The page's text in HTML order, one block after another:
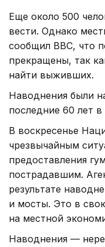
Еще около 500
вести. Однако
сообщил BBC, что
прекращены, так
найти выживших.
Наводнения были
последние 60 лет
В воскресенье
чрезвычайным
предоставления
пострадавшим.
результате
и мосты. Это в
на местной
Наводнения —